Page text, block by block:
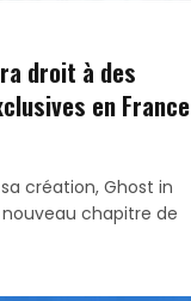
droit à des
en France
création, Ghost in
nouveau chapitre de